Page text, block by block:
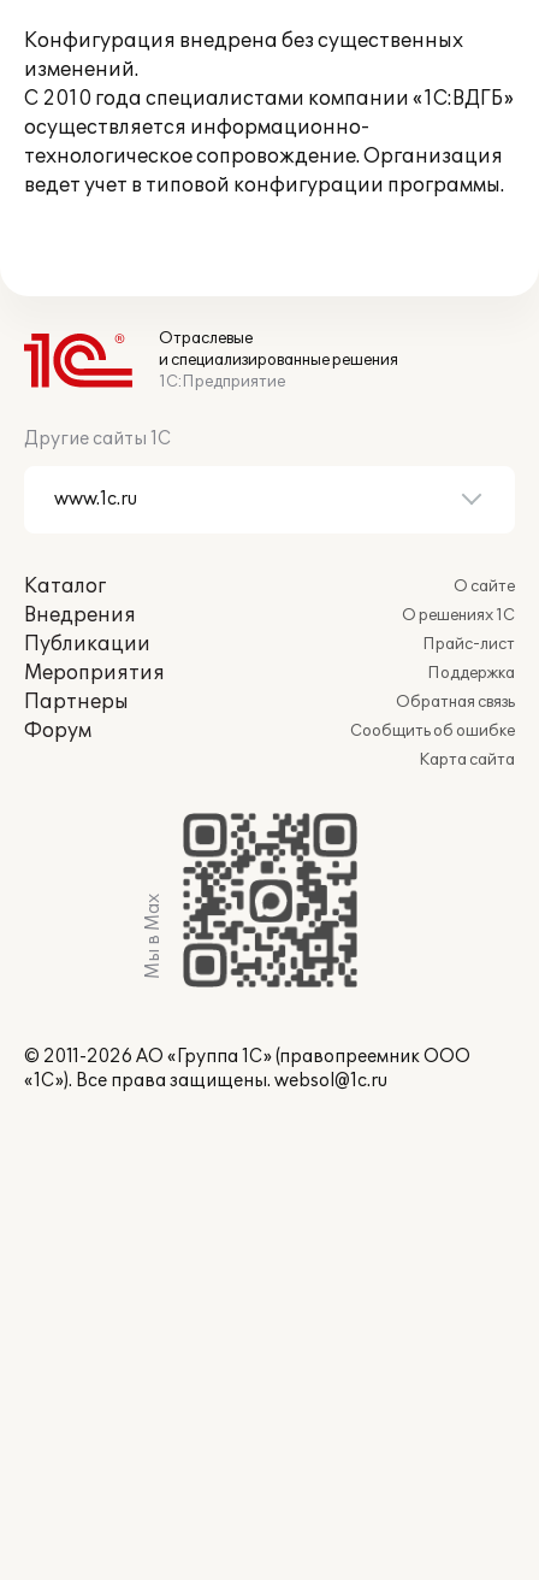
Конфигурация внедрена без существенных
изменений.
С 2010 года специалистами компании «1С:ВДГБ»
осуществляется информационно-
технологическое сопровождение. Организация
ведет учет в типовой конфигурации программы.
Отраслевые
и специализированные решения
1С:Предприятие
Другие сайты 1С
Каталог
Внедрения
Публикации
Мероприятия
Партнеры
Форум
О сайте
О решениях 1С
Прайс-лист
Поддержка
Обратная связь
Сообщить об ошибке
Карта сайта
Мы в Max
© 2011-2026 АО «Группа 1С» (правопреемник ООО
«1С»). Все права защищены. websol@1c.ru